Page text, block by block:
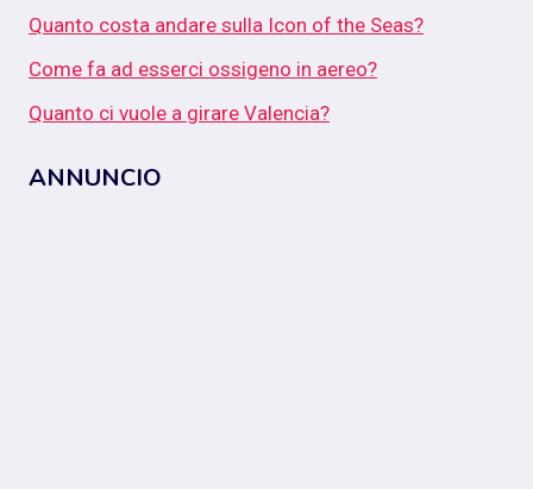
Quanto costa andare sulla Icon of the Seas?
Come fa ad esserci ossigeno in aereo?
Quanto ci vuole a girare Valencia?
ANNUNCIO